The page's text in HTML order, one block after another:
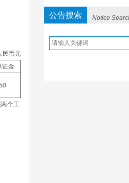
民币元
证金
个工
公告搜索 Notice